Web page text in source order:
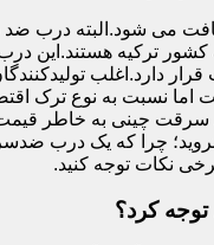
می شود.البته درب ضد
ترکیه هستند.این درب
دارد.اغلب
اما نسبت به نوع ترک
چینی به خاطر قیمت
چرا که یک درب
نکات توجه کنید.
کرد؟